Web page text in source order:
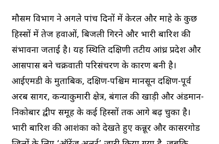
मौसम विभाग ने अगले पांच दिनों में केरल और माहे के कुछ
हिस्सों में तेज हवाओं, बिजली गिरने और भारी बारिश की
संभावना जताई है। यह स्थिति दक्षिणी तटीय आंध्र प्रदेश और
आसपास बने चक्रवाती परिसंचरण के कारण बनी है।
आईएमडी के मुताबिक, दक्षिण-पश्चिम मानसून दक्षिण-पूर्व
अरब सागर, कन्याकुमारी क्षेत्र, बंगाल की खाड़ी और अंडमान-
निकोबार द्वीप समूह के कई हिस्सों तक आगे बढ़ चुका है।
भारी बारिश की आशंका को देखते हुए कन्नूर और कासरगोड